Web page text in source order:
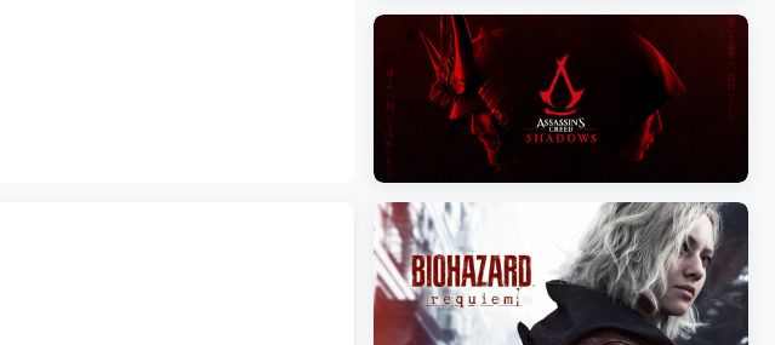
《乐高蝙蝠侠：黑暗骑士之遗/LEGO
Batman: Legacy of the Dark Knight》
免安装中文版
《刺客信条：影/Assassin’s Creed
Shadows》免安装版，非虚拟机